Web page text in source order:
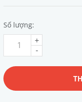
Số lượng:
-
+